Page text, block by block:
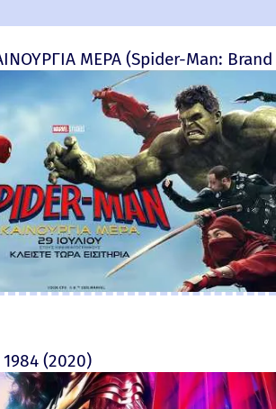
ΜΕΡΑ (Spider-Man:
(2020)